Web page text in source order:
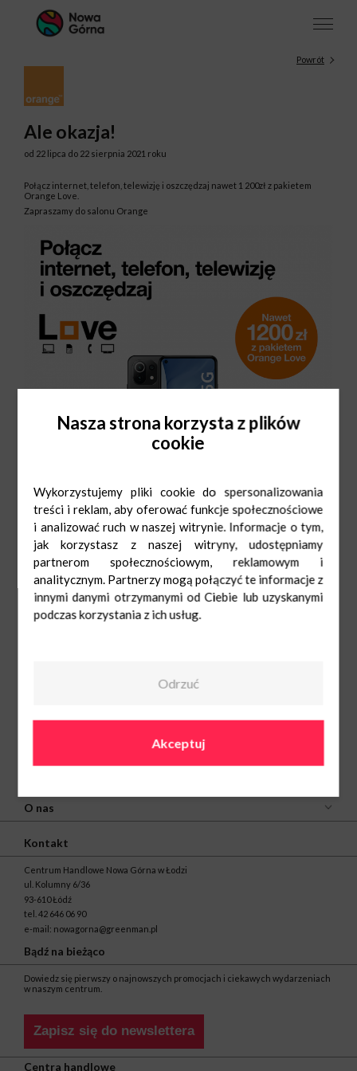
Powrót
Ale okazja!
od 22 lipca do 22 sierpnia 2021 roku
Połącz internet, telefon, telewizję i oszczędzaj nawet 1 200zł z pakietem
Orange Love.
Zapraszamy do salonu Orange
O nas
Kontakt
Centrum Handlowe Nowa Górna w Łodzi
ul. Kolumny 6/36
93-610 Łódź
tel. 42 646 06 90
e-mail: nowagorna@greenman.pl
Bądź na bieżąco
Dowiedz się pierwszy o najnowszych promocjach i ciekawych wydarzeniach
w naszym centrum.
Zapisz się do newslettera
Centra handlowe
Nasza strona korzysta z plików
cookie
Wykorzystujemy pliki cookie do spersonalizowania
treści i reklam, aby oferować funkcje społecznościowe
i analizować ruch w naszej witrynie. Informacje o tym,
jak korzystasz z naszej witryny, udostępniamy
partnerom społecznościowym, reklamowym i
analitycznym. Partnerzy mogą połączyć te informacje z
innymi danymi otrzymanymi od Ciebie lub uzyskanymi
podczas korzystania z ich usług.
Odrzuć
Akceptuj